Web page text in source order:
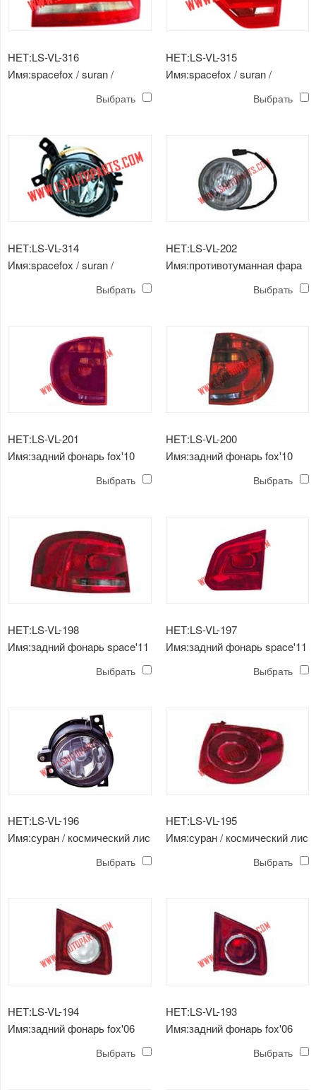
НЕТ:LS-VL-316
Имя:spacefox / suran /
Выбрать
НЕТ:LS-VL-315
Имя:spacefox / suran /
Выбрать
НЕТ:LS-VL-314
Имя:spacefox / suran /
противотуманная фара
Выбрать
НЕТ:LS-VL-202
Имя:противотуманная фара
Выбрать
НЕТ:LS-VL-201
Имя:задний фонарь fox'10
Выбрать
НЕТ:LS-VL-200
Имя:задний фонарь fox'10
Выбрать
НЕТ:LS-VL-198
Имя:задний фонарь space'11
Выбрать
НЕТ:LS-VL-197
Имя:задний фонарь space'11
Выбрать
НЕТ:LS-VL-196
Имя:суран / космический лис
противотуманная фара
Выбрать
НЕТ:LS-VL-195
Имя:суран / космический лис
задний фонарь (внешний)
Выбрать
НЕТ:LS-VL-194
Имя:задний фонарь fox'06
Выбрать
НЕТ:LS-VL-193
Имя:задний фонарь fox'06
Выбрать